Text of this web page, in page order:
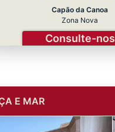
Capão da Canoa
Zona Nova
Consulte-nos
E MAR